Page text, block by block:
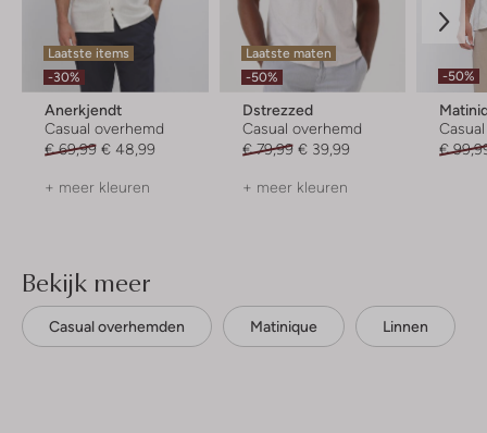
Laatste items
-30%
Anerkjendt
Casual overhemd
€ 69,99 € 48,99
+ meer kleuren
Laatste maten
-50%
Dstrezzed
Casual overhemd
€ 79,99 € 39,99
+ meer kleuren
-50%
€
Bekijk meer
Casual overhemden Matinique Linnen